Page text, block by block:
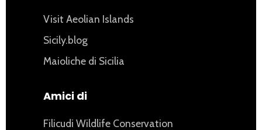
Visit Aeolian Islands
Sicily.blog
Maioliche di Sicilia
Amici di
Filicudi Wildlife Conservation